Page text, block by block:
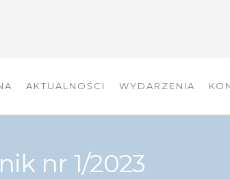
AKTUALNOŚCI WYDARZENIA
nr 1/2023